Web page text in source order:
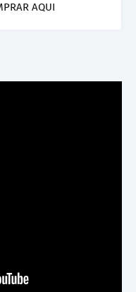
AQUI